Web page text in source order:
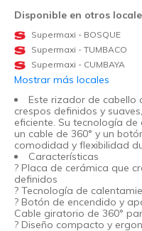
Disponible en otros
Supermaxi - BOSQUE
Supermaxi - TUMBACO
Supermaxi - CUMBAYA
Mostrar más locales
Este rizador de cabello
crespos definidos y
eficiente. Su tecnología
un cable de 360° y un
comodidad y flexibilidad
Características
? Placa de cerámica que
definidos
? Tecnología de
? Botón de encendido y
Cable giratorio de 360°
? Diseño compacto y